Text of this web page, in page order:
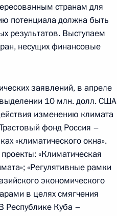
странам для
потенциала должна быть
результатов. Выступаем
несущих финансовые
заявлений, в апреле
10 млн. долл. США
изменению климата
фонд Россия –
«климатического окна».
«Климатическая
«Регулятивные рамки
экономического
в целях смягчения
Республике Куба –